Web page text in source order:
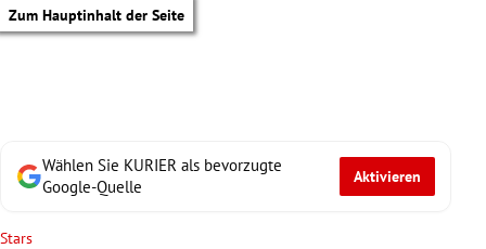
Zum Hauptinhalt der Seite
Wählen Sie KURIER als bevorzugte
Google-Quelle
Aktivieren
Stars